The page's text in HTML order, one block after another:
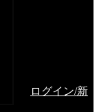
ログイン/新